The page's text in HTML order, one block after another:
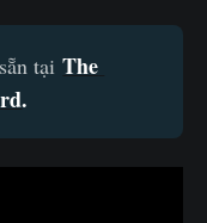
tạiThe
.